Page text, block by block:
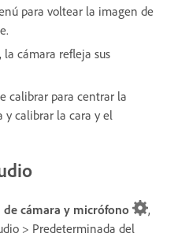
para voltear la imagen de
cámara refleja sus
calibrar para centrar la
y calibrar la cara y el
cámara y micrófono
,
> Predeterminada del